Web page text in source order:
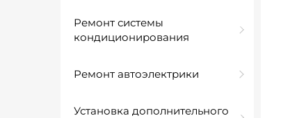
Ремонт системы
кондиционирования
Ремонт автоэлектрики
Установка дополнительного